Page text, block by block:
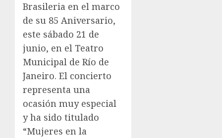
Brasileria en el marco
de su 85 Aniversario,
este sábado 21 de
junio, en el Teatro
Municipal de Río de
Janeiro. El concierto
representa una
ocasión muy especial
y ha sido titulado
“Mujeres en la